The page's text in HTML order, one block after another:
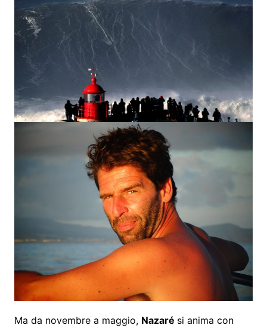
Ma da novembre a maggio, Nazaré si anima con